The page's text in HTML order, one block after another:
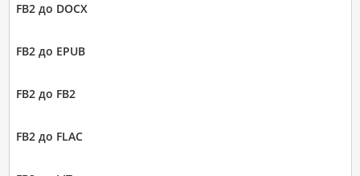
FB2 до DOCX
FB2 до EPUB
FB2 до FB2
FB2 до FLAC